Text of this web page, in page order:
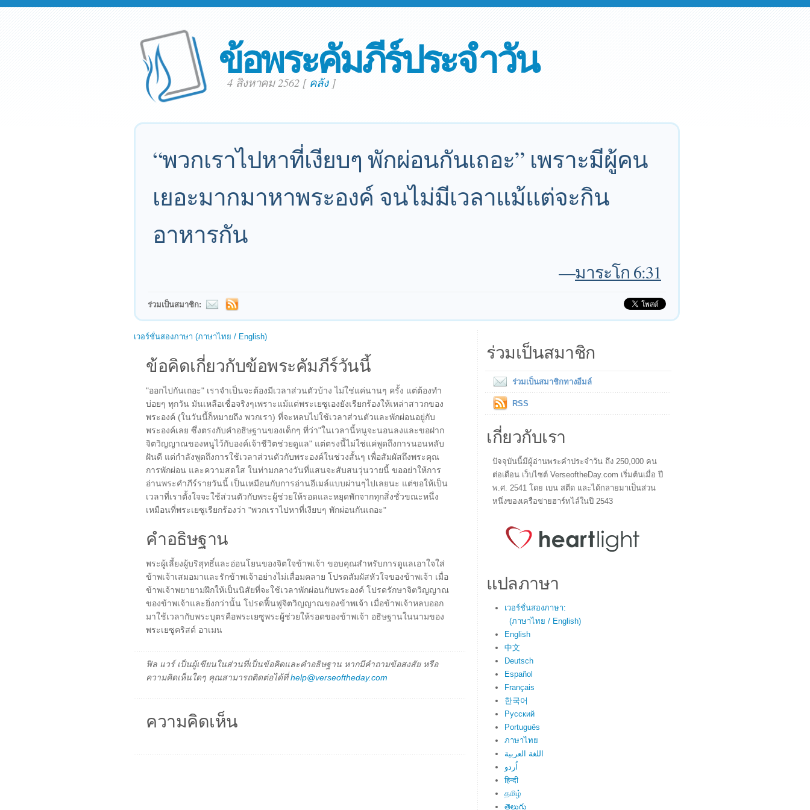
ข้อพระคัมภีร์ประจำวัน
4 สิงหาคม 2562 [ คลัง]
“พวกเราไปหาที่เงียบๆ พักผ่อนกันเถอะ” เพราะมีผู้คน
เยอะมากมาหาพระองค์ จนไม่มีเวลาแม้แต่จะกิน
อาหารกัน
—มาระโก 6:31
ร่วมเป็นสมาชิก:
เวอร์ชั่นสองภาษา (ภาษาไทย / English)
ข้อคิดเกี่ยวกับข้อพระคัมภีร์วันนี้
"ออกไปกันเถอะ" เราจำเป็นจะต้องมีเวลาส่วนตัวบ้าง ไม่ใช่แค่นานๆ ครั้ง แต่ต้องทำ
บ่อยๆ ทุกวัน มันเหลือเชื่อจริงๆเพราะแม้แต่พระเยซูเองยังเรียกร้องให้เหล่าสาวกของ
พระองค์ (ในวันนี้ก็หมายถึง พวกเรา) ที่จะหลบไปใช้เวลาส่วนตัวและพักผ่อนอยู่กับ
พระองค์เลย ซึ่งตรงกับคำอธิษฐานของเด็กๆ ที่ว่า"ในเวลานี้หนูจะนอนลงและขอฝาก
จิตวิญญาณของหนูไว้กับองค์เจ้าชีวิตช่วยดูแล" แต่ตรงนี้ไม่ใช่แค่พูดถึงการนอนหลับ
ฝันดี แต่กำลังพูดถึงการใช้เวลาส่วนตัวกับพระองค์ในช่วงสั้นๆ เพื่อสัมผัสถึงพระคุณ
การพักผ่อน และความสดใส ในท่ามกลางวันที่แสนจะสับสนวุ่นวายนี้ ขออย่าให้การ
อ่านพระคำภีร์รายวันนี้ เป็นเหมือนกับการอ่านอีเมล์แบบผ่านๆไปเลยนะ แต่ขอให้เป็น
เวลาที่เราตั้งใจจะใช้ส่วนตัวกับพระผู้ช่วยให้รอดและหยุดพักจากทุกสิ่งชั่วขณะหนึ่ง
เหมือนที่พระเยซูเรียกร้องว่า "พวกเราไปหาที่เงียบๆ พักผ่อนกันเถอะ"
คำอธิษฐาน
พระผู้เลี้ยงผู้บริสุทธิ์และอ่อนโยนของจิตใจข้าพเจ้า ขอบคุณสำหรับการดูแลเอาใจใส่
ข้าพเจ้าเสมอมาและรักข้าพเจ้าอย่างไม่เสื่อมคลาย โปรดสัมผัสหัวใจของข้าพเจ้า เมื่อ
ข้าพเจ้าพยายามฝึกให้เป็นนิสัยที่จะใช้เวลาพักผ่อนกับพระองค์ โปรดรักษาจิตวิญญาณ
ของข้าพเจ้าและยิ่งกว่านั้น โปรดฟื้นฟูจิตวิญญาณของข้าพเจ้า เมื่อข้าพเจ้าหลบออก
มาใช้เวลากับพระบุตรคือพระเยซูพระผู้ช่วยให้รอดของข้าพเจ้า อธิษฐานในนามของ
พระเยซูคริสต์ อาเมน
ฟิล แวร์ เป็นผู้เขียนในส่วนที่เป็นข้อคิดและคำอธิษฐาน หากมีคำถามข้อสงสัย หรือ
ความคิดเห็นใดๆ คุณสามารถติดต่อได้ที่help@verseoftheday.com
ความคิดเห็น
ร่วมเป็นสมาชิก
ร่วมเป็นสมาชิกทางอีมล์
RSS
เกี่ยวกับเรา
ปัจจุบันนี้มีผู้อ่านพระคำประจำวัน ถึง 250,000 คน
ต่อเดือน เว็บไซต์ VerseoftheDay.com เริ่มต้นเมื่อ ปี
พ.ศ. 2541 โดย เบน สตีด และได้กลายมาเป็นส่วน
หนึ่งของเครือข่ายฮาร์ทไล์ในปี 2543
แปลภาษา
เวอร์ชั่นสองภาษา:
(ภาษาไทย / English)
English
中文
Deutsch
Español
Français
한국어
Русский
Português
ภาษาไทย
اللغة العربية
اُردو
हिन्दी
தமிழ்
తెలుగు